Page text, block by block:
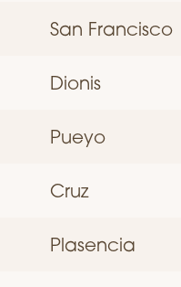
San Francisco
Dionis
Pueyo
Cruz
Plasencia